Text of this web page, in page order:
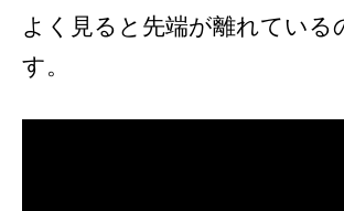
よく見ると先端が離れている
す。